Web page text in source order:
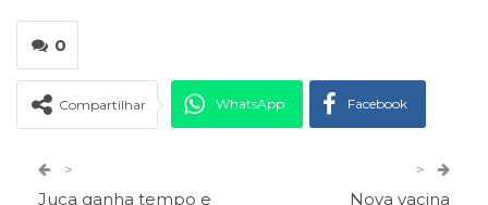
0
Compartilhar WhatsApp Facebook
>
Juca ganha tempo e
>
Nova vacina